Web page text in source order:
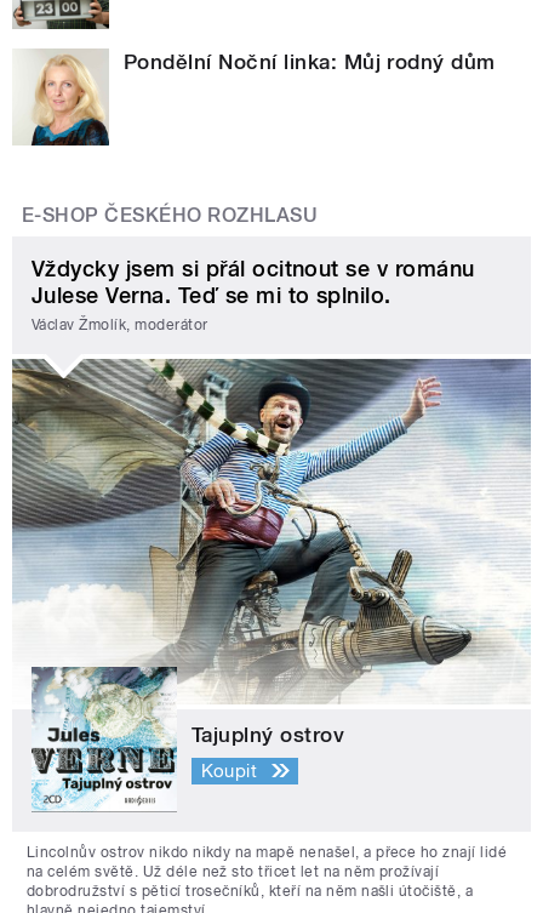
Pondělní Noční linka: Můj rodný dům
E-SHOP ČESKÉHO ROZHLASU
Vždycky jsem si přál ocitnout se v románu
Julese Verna. Teď se mi to splnilo.
Václav Žmolík, moderátor
Tajuplný ostrov
Koupit
Lincolnův ostrov nikdo nikdy na mapě nenašel, a přece ho znají lidé
na celém světě. Už déle než sto třicet let na něm prožívají
dobrodružství s pěticí trosečníků, kteří na něm našli útočiště, a